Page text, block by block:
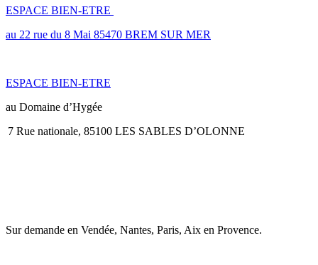
ESPACE BIEN-ETRE
au 22 rue du 8 Mai 85470 BREM SUR MER
ESPACE BIEN-ETRE
au Domaine d’Hygée
7 Rue nationale, 85100 LES SABLES D’OLONNE
Sur demande en Vendée, Nantes, Paris, Aix en Provence.